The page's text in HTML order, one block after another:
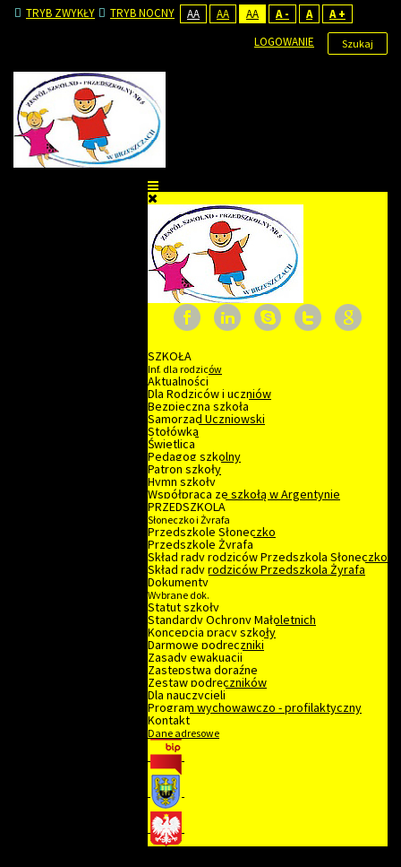
TRYB ZWYKŁY TRYB NOCNY AA AA AA A - A A +
Szukaj
LOGOWANIE
SZKOŁA
Inf. dla rodziców
Aktualności
Dla Rodziców i uczniów
Bezpieczna szkoła
Samorząd Uczniowski
Stołówka
Świetlica
Pedagog szkolny
Patron szkoły
Hymn szkoły
Współpraca ze szkołą w Argentynie
PRZEDSZKOLA
Słoneczko i Żyrafa
Przedszkole Słoneczko
Przedszkole Żyrafa
Skład rady rodziców Przedszkola Słoneczko
Skład rady rodziców Przedszkola Żyrafa
Dokumenty
Wybrane dok.
Statut szkoły
Standardy Ochrony Małoletnich
Koncepcja pracy szkoły
Darmowe podręczniki
Zasady ewakuacji
Zastępstwa doraźne
Zestaw podręczników
Dla nauczycieli
Program wychowawczo - profilaktyczny
Kontakt
Dane adresowe